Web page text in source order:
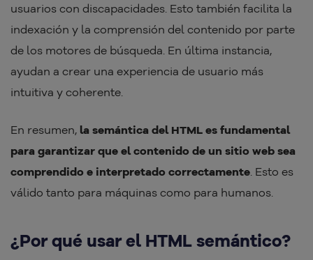
usuarios con discapacidades. Esto también facilita la
indexación y la comprensión del contenido por parte
de los motores de búsqueda. En última instancia,
ayudan a crear una experiencia de usuario más
intuitiva y coherente.
En resumen, la semántica del HTML es fundamental
para garantizar que el contenido de un sitio web sea
comprendido e interpretado correctamente . Esto es
válido tanto para máquinas como para humanos.
¿Por qué usar el HTML semántico?